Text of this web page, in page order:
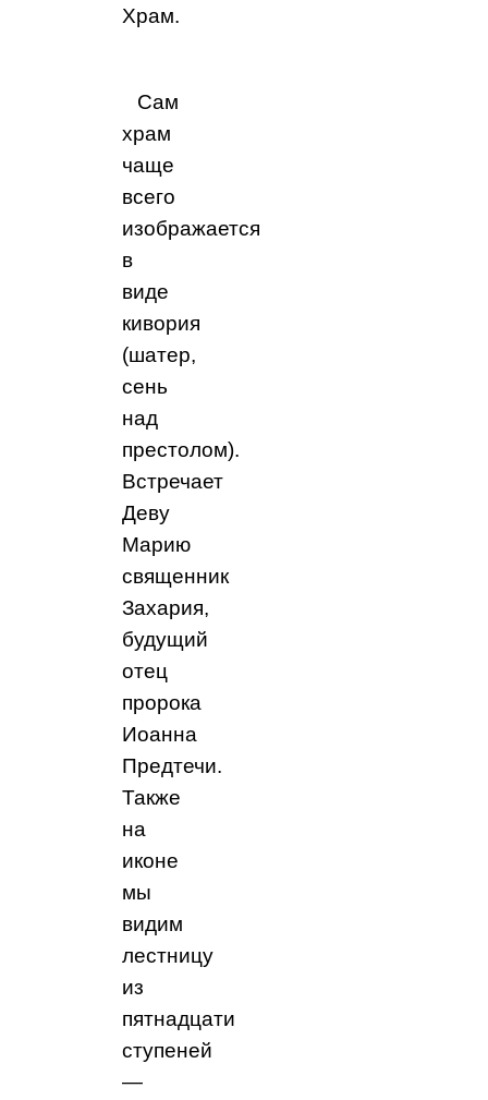
Храм.
Сам
храм
чаще
всего
изображается
в
виде
кивория
(шатер,
сень
над
престолом).
Встречает
Деву
Марию
священник
Захария,
будущий
отец
пророка
Иоанна
Предтечи.
Также
на
иконе
мы
видим
лестницу
из
пятнадцати
ступеней
—